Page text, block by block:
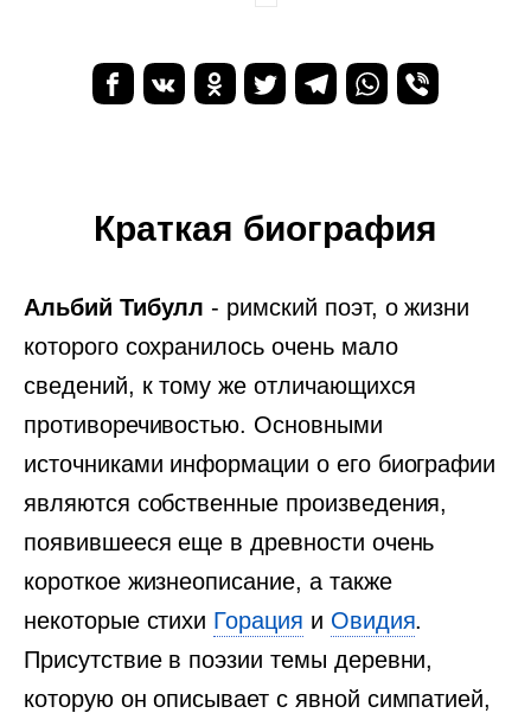
Краткая биография
Альбий Тибулл - римский поэт, о жизни
которого сохранилось очень мало
сведений, к тому же отличающихся
противоречивостью. Основными
источниками информации о его биографии
являются собственные произведения,
появившееся еще в древности очень
короткое жизнеописание, а также
некоторые стихи Горация и Овидия.
Присутствие в поэзии темы деревни,
которую он описывает с явной симпатией,